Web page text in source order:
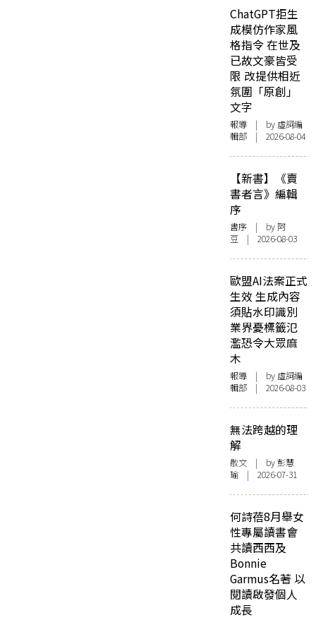
ChatGPT拒生
成模仿作家風
格指令 在世及
已故文豪皆受
限 改提供相近
氛圍「原創」
文字
報導 | by 虛詞編
輯部 | 2026-08-04
【新書】《賣
書者言》編輯
序
書序 | by 阿
豆 | 2026-08-03
歐盟AI法案正式
生效 生成內容
須貼水印識別
業界憂標籤氾
濫恐令大眾麻
木
報導 | by 虛詞編
輯部 | 2026-08-03
無法跨越的理
解
散文 | by 彭慧
瑜 | 2026-07-31
何詩蓓8月舉女
性專屬讀書會
共讀西西及
Bonnie
Garmus名著 以
閱讀啟發個人
成長